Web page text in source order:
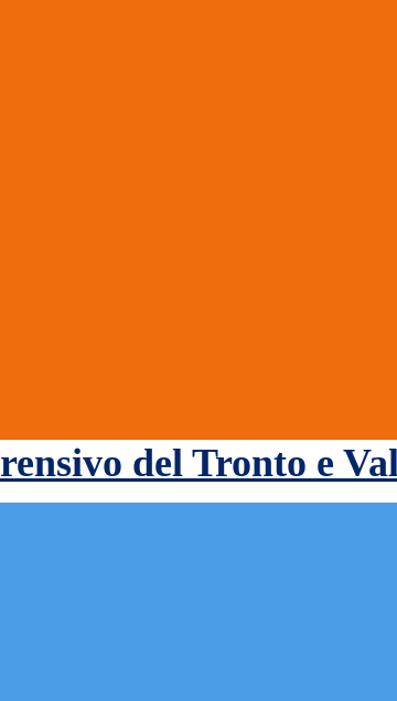
del Tronto e